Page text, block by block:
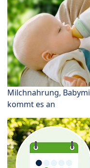
Milchnahrung,
kommt es an